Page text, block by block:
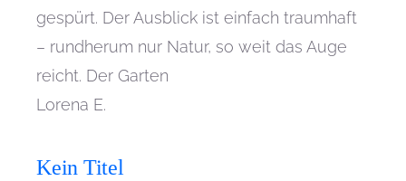
gespürt. Der Ausblick ist einfach traumhaft
– rundherum nur Natur, so weit das Auge
reicht. Der Garten
Lorena E.
Kein Titel